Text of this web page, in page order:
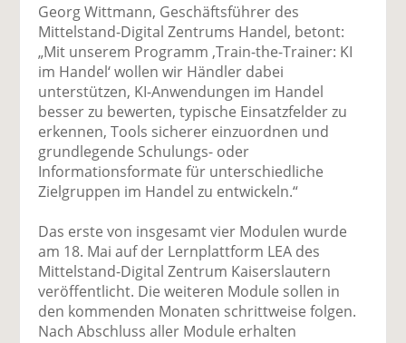
Georg Wittmann, Geschäftsführer des
Mittelstand-Digital Zentrums Handel, betont:
„Mit unserem Programm ‚Train-the-Trainer: KI
im Handel‘ wollen wir Händler dabei
unterstützen, KI-Anwendungen im Handel
besser zu bewerten, typische Einsatzfelder zu
erkennen, Tools sicherer einzuordnen und
grundlegende Schulungs- oder
Informationsformate für unterschiedliche
Zielgruppen im Handel zu entwickeln.“
Das erste von insgesamt vier Modulen wurde
am 18. Mai auf der Lernplattform LEA des
Mittelstand-Digital Zentrum Kaiserslautern
veröffentlicht. Die weiteren Module sollen in
den kommenden Monaten schrittweise folgen.
Nach Abschluss aller Module erhalten